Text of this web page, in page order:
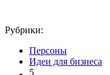
Рубрики:
Персоны
Идеи для бизнеса
5